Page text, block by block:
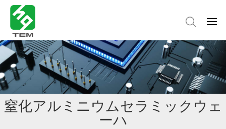
窒化アルミニウムセラミックウェ
ーハ